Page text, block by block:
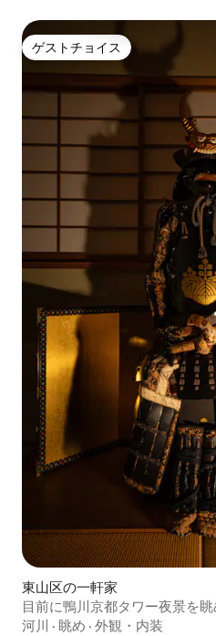
ゲストチョイス
ゲストチョイス
東山区の一軒家
目前に鴨川京都タワー夜景を
屋トイレ2か所｜10GWiFi家族最
河川 · 眺め · 外観・内装